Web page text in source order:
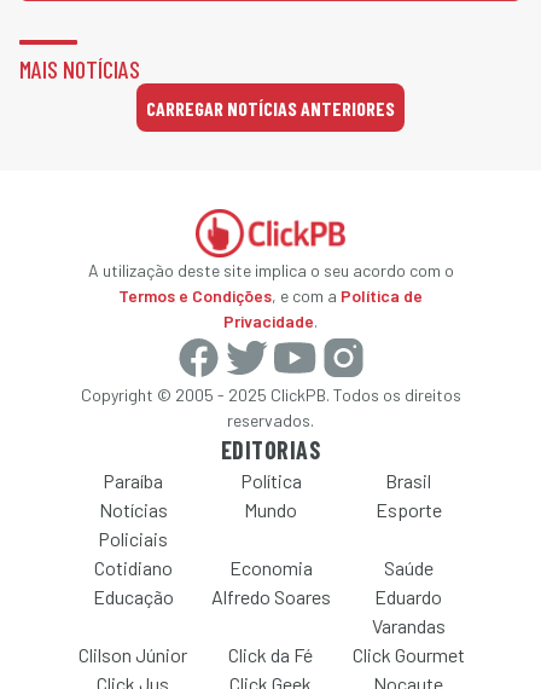
MAIS NOTÍCIAS
CARREGAR NOTÍCIAS ANTERIORES
A utilização deste site implica o seu acordo com o
Termos e Condições, e com a Política de
Privacidade.
Copyright © 2005 - 2025 ClickPB. Todos os direitos
reservados.
EDITORIAS
Paraíba Política
Brasil
Notícias
Policiais
Mundo Esporte
Cotidiano Economia
Saúde
Educação
Alfredo Soares
Eduardo
Varandas
Clilson Júnior
Click da Fé
Click Gourmet
Click Jus
Click Geek Nocaute